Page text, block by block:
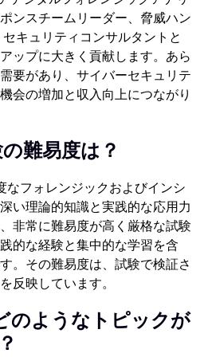
ンスチームリーダー、脅威ハン
キュリティコンサルタントと
ップに大きく貢献します。あら
要があり、サイバーセキュリテ
会の増加と収入向上につながり
難易度は？
なフォレンジックおよびインシ
い理論的知識と実践的な応用力
非常に難易度が高く厳格な試験
的な経験と集中的な学習を含
。その難易度は、試験で検証さ
反映しています。
のようなトピックが